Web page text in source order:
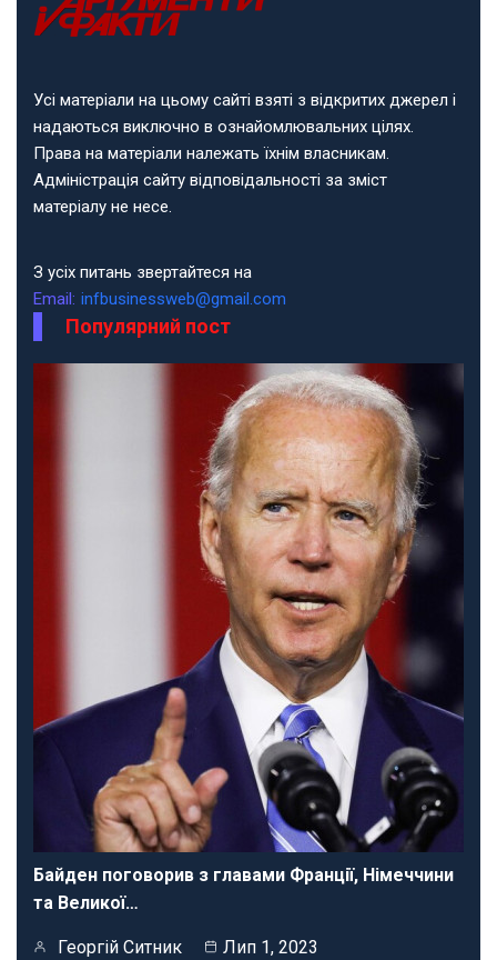
Усі матеріали на цьому сайті взяті з відкритих джерел і
надаються виключно в ознайомлювальних цілях.
Права на матеріали належать їхнім власникам.
Адміністрація сайту відповідальності за зміст
матеріалу не несе.
З усіх питань звертайтеся на
Email: infbusinessweb@gmail.com
Популярний пост
Байден поговорив з главами Франції, Німеччини
та Великої…
Георгій Ситник Лип 1, 2023